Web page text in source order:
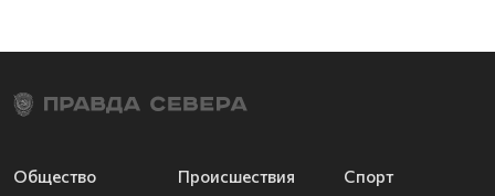
Общество
Происшествия
Спорт